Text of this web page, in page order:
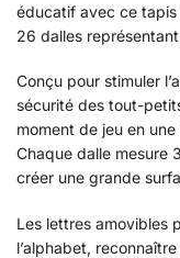
éducatif avec ce
26 dalles
Conçu pour stimuler
sécurité des tout-
moment de jeu en
Chaque dalle mesure
créer une grande
Les lettres amovibles
l’alphabet,